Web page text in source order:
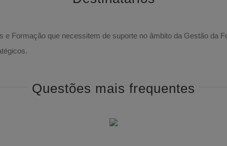
Formação que necessitem de suporte no âmbito da Gestão da
Questões mais frequentes